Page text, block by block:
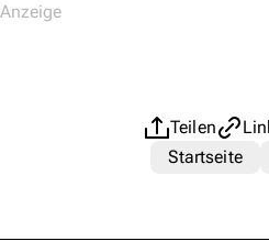
Teilen
Startseite